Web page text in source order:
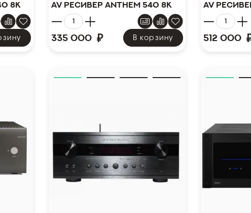
8K AV ресивер Anthem 540 8K
335 000 ₽ В корзину
AV
512 000